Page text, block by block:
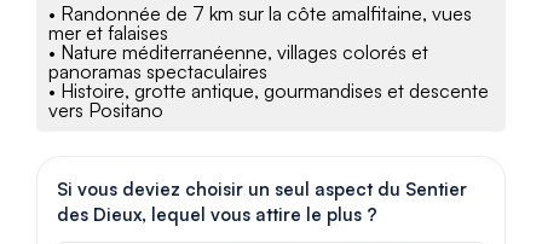
• Randonnée de 7 km sur la côte amalfitaine, vues
mer et falaises
• Nature méditerranéenne, villages colorés et
panoramas spectaculaires
• Histoire, grotte antique, gourmandises et descente
vers Positano
Si vous deviez choisir un seul aspect du Sentier
des Dieux, lequel vous attire le plus ?